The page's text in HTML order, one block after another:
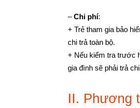
–Chi phí:
+ Trẻ tham gia bảo
chi trả toàn bộ.
+ Nếu kiểm tra trước
gia đình sẽ phải trả
II. Phương